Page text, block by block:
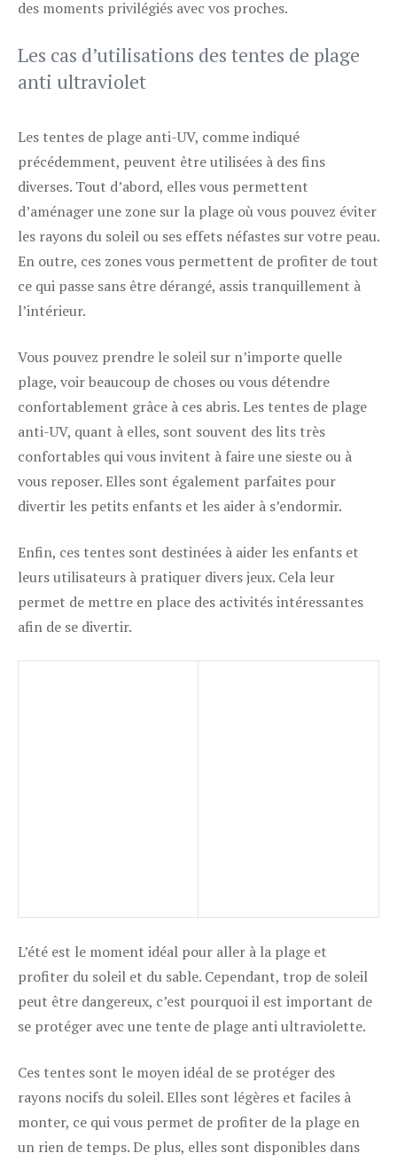
des moments privilégiés avec vos proches.
Les cas d’utilisations des tentes de plage
anti ultraviolet
Les tentes de plage anti-UV, comme indiqué
précédemment, peuvent être utilisées à des fins
diverses. Tout d’abord, elles vous permettent
d’aménager une zone sur la plage où vous pouvez éviter
les rayons du soleil ou ses effets néfastes sur votre peau.
En outre, ces zones vous permettent de profiter de tout
ce qui passe sans être dérangé, assis tranquillement à
l’intérieur.
Vous pouvez prendre le soleil sur n’importe quelle
plage, voir beaucoup de choses ou vous détendre
confortablement grâce à ces abris. Les tentes de plage
anti-UV, quant à elles, sont souvent des lits très
confortables qui vous invitent à faire une sieste ou à
vous reposer. Elles sont également parfaites pour
divertir les petits enfants et les aider à s’endormir.
Enfin, ces tentes sont destinées à aider les enfants et
leurs utilisateurs à pratiquer divers jeux. Cela leur
permet de mettre en place des activités intéressantes
afin de se divertir.
L’été est le moment idéal pour aller à la plage et
profiter du soleil et du sable. Cependant, trop de soleil
peut être dangereux, c’est pourquoi il est important de
se protéger avec une tente de plage anti ultraviolette.
Ces tentes sont le moyen idéal de se protéger des
rayons nocifs du soleil. Elles sont légères et faciles à
monter, ce qui vous permet de profiter de la plage en
un rien de temps. De plus, elles sont disponibles dans